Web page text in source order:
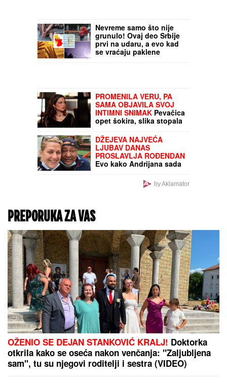
Nevreme samo što nije
grunulo! Ovaj deo Srbije
prvi na udaru, a evo kad
se vraćaju paklene
PROMENILA VERU, PA
SAMA OBJAVILA SVOJ
INTIMNI SNIMAK Pevačica
opet šokira, slika stopala
u KESAMA: "Mažem
ovčiju mast"
DŽEJEVA NAJVEĆA
LJUBAV DANAS
PROSLAVLJA ROĐENDAN
Evo kako Andrijana sada
izgleda: Nije u kontaktu
sa njegovim ćerkama, a
jedan detalj svi
by Aklamator
PREPORUKA ZA VAS
OŽENIO SE DEJAN STANKOVIĆ KRALJ! Doktorka
otkrila kako se oseća nakon venčanja: "Zaljubljena
sam", tu su njegovi roditelji i sestra (VIDEO)